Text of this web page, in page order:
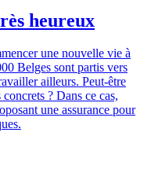
heureux
une nouvelle vie à
Belges sont partis vers
ailleurs. Peut-être
? Dans ce cas,
une assurance pour